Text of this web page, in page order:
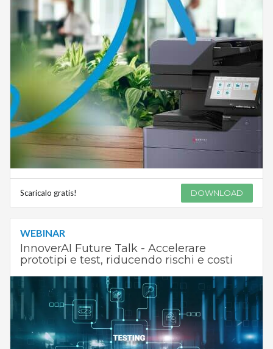
Scaricalo gratis! DOWNLOAD
WEBINAR
InnoverAI Future Talk - Accelerare
prototipi e test, riducendo rischi e costi